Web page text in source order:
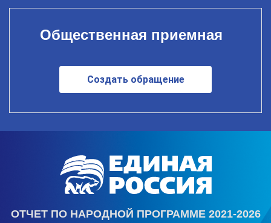
Общественная приемная
Создать обращение
ОТЧЕТ ПО НАРОДНОЙ ПРОГРАММЕ 2021-2026